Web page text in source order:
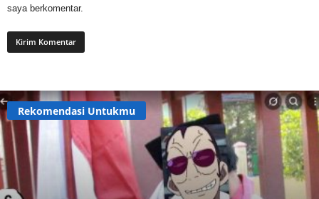
saya berkomentar.
Rekomendasi Untukmu